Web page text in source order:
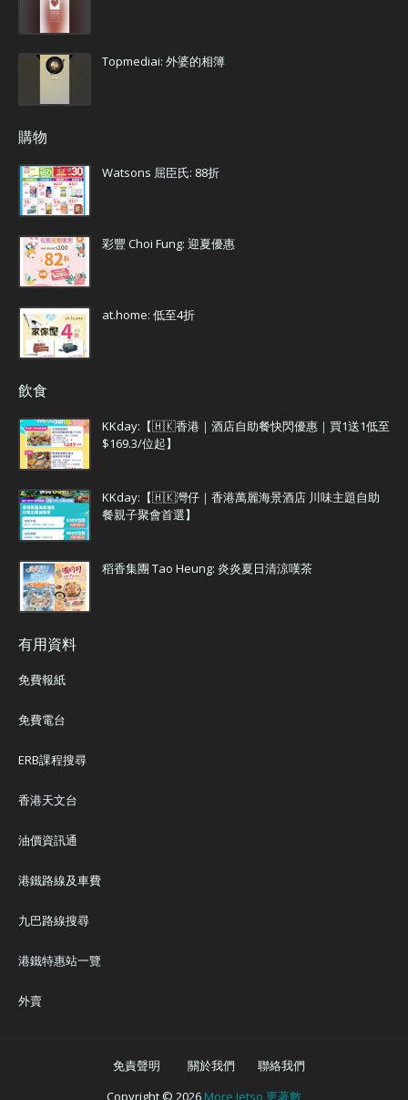
Topmediai: 外婆的相簿
購物
Watsons 屈臣氏: 88折
彩豐 Choi Fung: 迎夏優惠
at.home: 低至4折
飲食
KKday:【🇭🇰香港｜酒店自助餐快閃優惠｜買1送1低至
$169.3/位起】
KKday:【🇭🇰灣仔｜香港萬麗海景酒店 川味主題自助
餐親子聚會首選】
稻香集團 Tao Heung: 炎炎夏日清涼嘆茶
有用資料
免費報紙
免費電台
ERB課程搜尋
香港天文台
油價資訊通
港鐵路線及車費
九巴路線搜尋
港鐵特惠站一覽
外賣
免責聲明 關於我們
聯絡我們
Copyright © 2026 More Jetso 更著數